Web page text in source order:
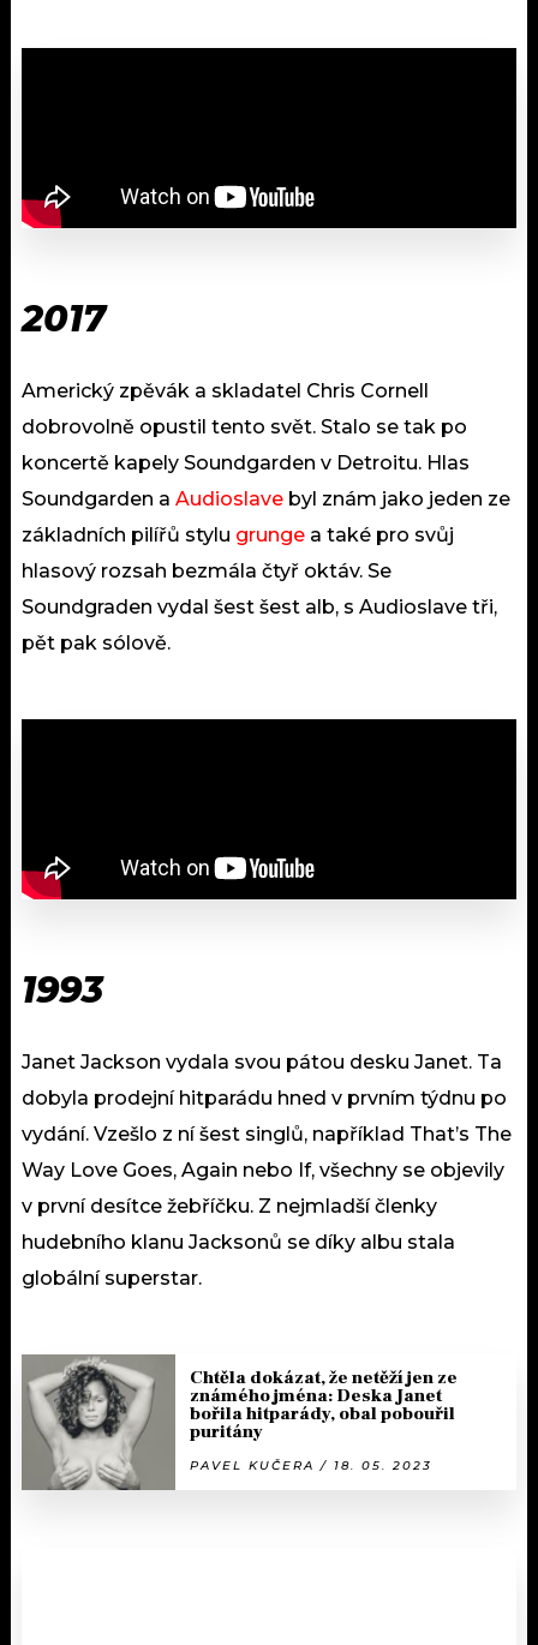
2017
Americký zpěvák a skladatel Chris Cornell
dobrovolně opustil tento svět. Stalo se tak po
koncertě kapely Soundgarden v Detroitu. Hlas
Soundgarden a Audioslave byl znám jako jeden ze
základních pilířů stylu grunge a také pro svůj
hlasový rozsah bezmála čtyř oktáv. Se
Soundgraden vydal šest šest alb, s Audioslave tři,
pět pak sólově.
1993
Janet Jackson vydala svou pátou desku Janet. Ta
dobyla prodejní hitparádu hned v prvním týdnu po
vydání. Vzešlo z ní šest singlů, například That’s The
Way Love Goes, Again nebo If, všechny se objevily
v první desítce žebříčku. Z nejmladší členky
hudebního klanu Jacksonů se díky albu stala
globální superstar.
Chtěla dokázat, že netěží jen ze
známého jména: Deska Janet
bořila hitparády, obal pobouřil
puritány
PAVEL KUČERA / 18. 05. 2023